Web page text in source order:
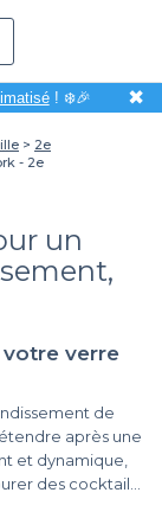
! ❄️🎉 ✖
2e
- 2e
un
verre
de
après une
et dynamique,
des cocktails
conviviaux avec